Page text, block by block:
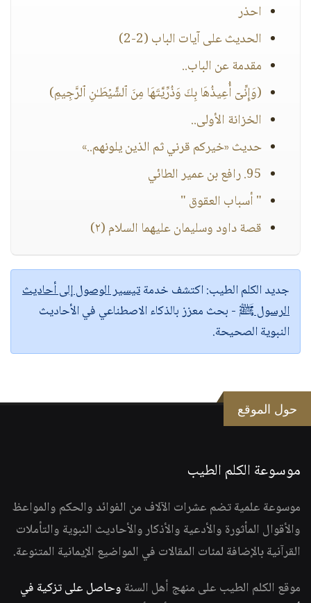
احذر
الحديث على آيات الباب (2-2)
مقدمة عن الباب..
(وَإِنِّیۤ أُعِیذُهَا بِكَ وَذُرِّیَّتَهَا مِنَ ٱلشَّیۡطَـٰنِ ٱلرَّجِیمِ)
الخزانة الأولى..
حديث «خيركم قرني ثم الذين يلونهم..»
95. رافع بن عمير الطائي
" أسباب العقوق "
قصة داود وسليمان عليهما السلام (٢)
جديد الكلم الطيب:اكتشف خدمةتيسير الوصول إلى أحاديث
الرسول ﷺ - بحث معزز بالذكاء الاصطناعي في الأحاديث
النبوية الصحيحة.
حول الموقع
موسوعة الكلم الطيب
موسوعة علمية تضم عشرات الآلاف من الفوائد والحكم والمواعظ
والأقوال المأثورة والأدعية والأذكار والأحاديث النبوية والتأملات
القرآنية بالإضافة لمئات المقالات في المواضيع الإيمانية المتنوعة.
موقع الكلم الطيب على منهج أهل السنة وحاصل على تزكية في